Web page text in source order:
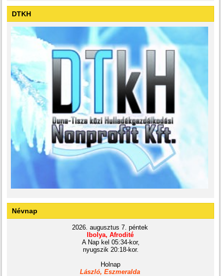
DTKH
Névnap
2026. augusztus 7. péntek
Ibolya, Afrodité
A Nap kel 05:34-kor,
nyugszik 20:18-kor.
Holnap
László, Eszmeralda